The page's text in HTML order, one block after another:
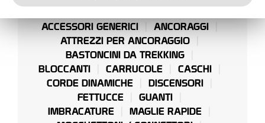
ACCESSORI GENERICI
ANCORAGGI
ATTREZZI PER ANCORAGGIO
BASTONCINI DA TREKKING
BLOCCANTI
CARRUCOLE
CASCHI
CORDE DINAMICHE
DISCENSORI
FETTUCCE
GUANTI
IMBRACATURE
MAGLIE RAPIDE